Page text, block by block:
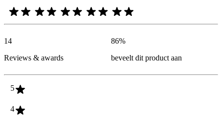
14
Reviews & awards
86%
beveelt dit product aan
5
4